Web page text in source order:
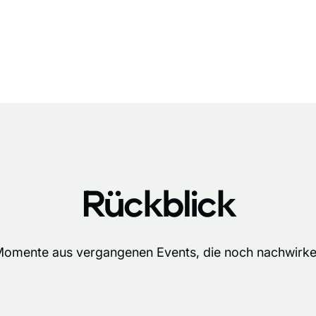
Rückblick
aus vergangenen Events, die noch